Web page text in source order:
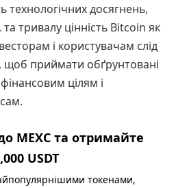
технологічних досягнень,
тривалу цінність Bitcoin як
і користувачам слід
щоб приймати обґрунтовані
цілям і
MEXC та отримайте
USDT
токенами,